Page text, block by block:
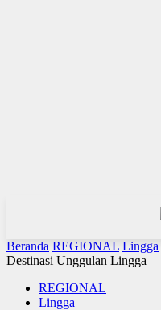
Beranda REGIONAL Lingga
Destinasi Unggulan Lingga
REGIONAL
Lingga